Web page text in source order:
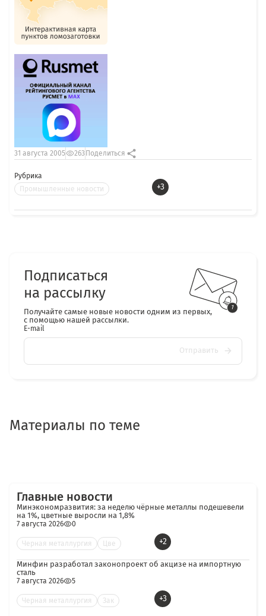
Рубрика
Промышленные новости
+3
31 августа 2005 263 Поделиться
Подписаться
на рассылку
Получайте самые новые новости одним из первых,
с помощью нашей рассылки.
E-mail
Отправить
Материалы по теме
Главные новости
Минэкономразвития: за неделю чёрные металлы подешевели
на 1%, цветные выросли на 1,8%
7 августа 2026 0
Черная металлургия Цве +2
Минфин разработал законопроект об акцизе на импортную
сталь
7 августа 2026 5
Черная металлургия Зак +3